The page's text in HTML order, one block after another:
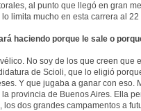
al punto que llegó en gran
limita mucho en esta carrera al
haciendo porque le sale o
No soy de los que creen que
de Scioli, que lo eligió
Y que jugaba a ganar con eso.
provincia de Buenos Aires. Ella
dos grandes campamentos a